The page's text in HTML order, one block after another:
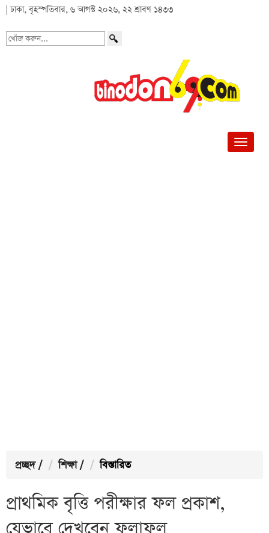
| ঢাকা, বৃহস্পতিবার, ৬ আগস্ট ২০২৬, ২২ শ্রাবণ ১৪৩৩
খোঁজ
প্রচ্ছদ / শিক্ষা / বিস্তারিত
প্রাথমিক বৃত্তি পরীক্ষার ফল প্রকাশ,